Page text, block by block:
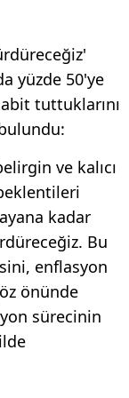
yüzde 50'ye
tuttuklarını
ve kalıcı
kadar
Bu
enflasyon
önünde
sürecinin